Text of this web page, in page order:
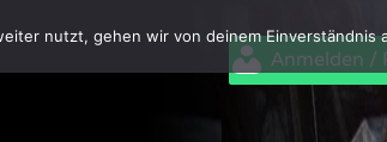
Anmelden /
nutzt, gehen wir von deinem Einverständnis